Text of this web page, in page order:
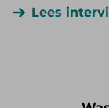
Lees